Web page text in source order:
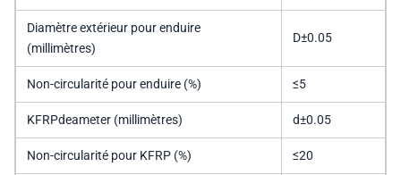
Diamètre extérieur pour enduire
(millimètres)
D±0.05
Non-circularité pour enduire (%) ≤5
KFRPdeameter (millimètres) d±0.05
Non-circularité pour KFRP (%) ≤20